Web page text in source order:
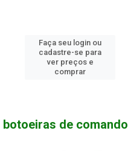
Faça seu login ou
cadastre-se para
ver preços e
comprar
botoeiras de comando